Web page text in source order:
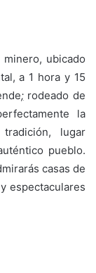
ubicado
a 1 hora y 15
;rodeado de
la
lugar
pueblo.
casas de
espectaculares